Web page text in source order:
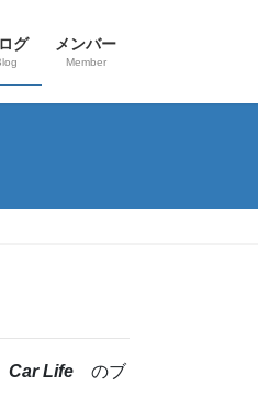
グ メンバー
Member
Car Lifeのブ